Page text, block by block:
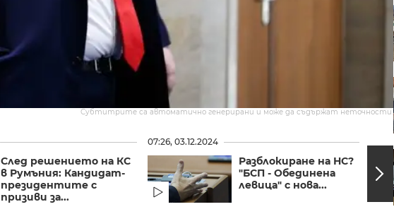
Субтитрите са автоматично генерирани и може да съдържат неточности.
След решението на КС
в Румъния: Кандидат-
президентите с
призиви за...
07:26, 03.12.2024
Разблокиране на НС?
"БСП - Обединена
левица" с нова...